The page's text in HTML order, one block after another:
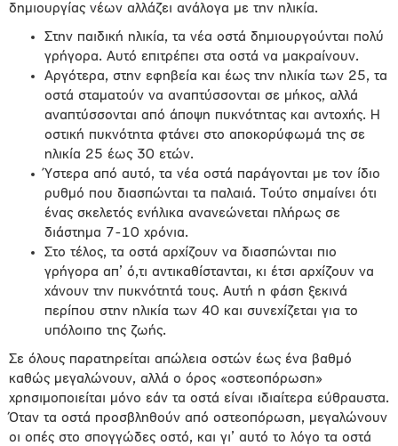
δημιουργίας νέων αλλάζει ανάλογα με την ηλικία.
Στην παιδική ηλικία, τα νέα οστά δημιουργούνται πολύ
γρήγορα. Αυτό επιτρέπει στα οστά να μακραίνουν.
Αργότερα, στην εφηβεία και έως την ηλικία των 25, τα
οστά σταματούν να αναπτύσσονται σε μήκος, αλλά
αναπτύσσονται από άποψη πυκνότητας και αντοχής. Η
οστική πυκνότητα φτάνει στο αποκορύφωμά της σε
ηλικία 25 έως 30 ετών.
Ύστερα από αυτό, τα νέα οστά παράγονται με τον ίδιο
ρυθμό που διασπώνται τα παλαιά. Τούτο σημαίνει ότι
ένας σκελετός ενήλικα ανανεώνεται πλήρως σε
διάστημα 7-10 χρόνια.
Στο τέλος, τα οστά αρχίζουν να διασπώνται πιο
γρήγορα απ’ ό,τι αντικαθίστανται, κι έτσι αρχίζουν να
χάνουν την πυκνότητά τους. Αυτή η φάση ξεκινά
περίπου στην ηλικία των 40 και συνεχίζεται για το
υπόλοιπο της ζωής.
Σε όλους παρατηρείται απώλεια οστών έως ένα βαθμό
καθώς μεγαλώνουν, αλλά ο όρος «οστεοπόρωση»
χρησιμοποιείται μόνο εάν τα οστά είναι ιδιαίτερα εύθραυστα.
Όταν τα οστά προσβληθούν από οστεοπόρωση, μεγαλώνουν
οι οπές στο σπογγώδες οστό, και γι’ αυτό το λόγο τα οστά